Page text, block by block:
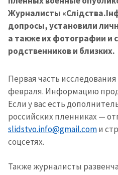
Журналисты
допросы, установили
а также их фотографии и
родственников и близких.
Первая часть исследования
февраля. Информацию
Если у вас есть
российских пленниках —
slidstvo.info@gmail.comи
соцсетях.
Также журналисты